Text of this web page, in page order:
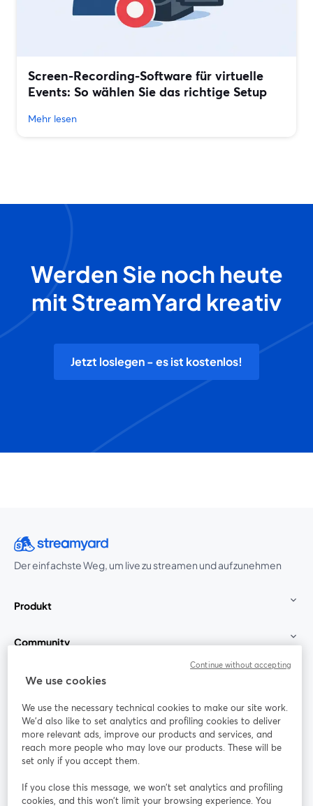
Screen-Recording-Software für virtuelle
Events: So wählen Sie das richtige Setup
Mehr lesen
Werden Sie noch heute
mit StreamYard kreativ
Jetzt loslegen - es ist kostenlos!
Der einfachste Weg, um live zu streamen und aufzunehmen
Produkt
Community
StreamYard für
Mitmachen
Webinar Facebook
wird in einem neuen Tab geöffnet
X (Twitter)
wird in einem neuen Tab geöffnet
We use cookies
We use the necessary technical cookies to make our site work.
We'd also like to set analytics and profiling cookies to deliver
more relevant ads, improve our products and services, and
reach more people who may love our products. These will be
set only if you accept them.
If you close this message, we won’t set analytics and profiling
cookies, and this won’t limit your browsing experience. You
Continue without accepting